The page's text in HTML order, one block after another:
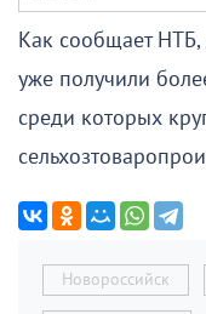
Как сообщает НТБ,
уже получили
среди которых
Новороссийск